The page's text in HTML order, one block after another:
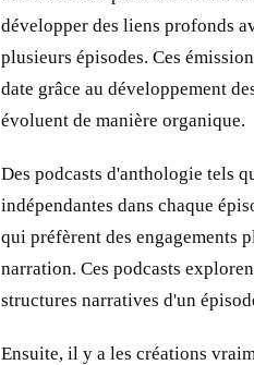
développer des liens profonds
plusieurs épisodes. Ces
date grâce au développement
évoluent de manière organique.
Des podcasts d'anthologie tels
indépendantes dans chaque
qui préfèrent des engagements
narration. Ces podcasts
structures narratives d'un
Ensuite, il y a les créations